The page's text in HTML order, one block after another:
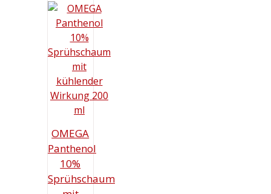
OMEGA
Panthenol
10%
Sprühschaum